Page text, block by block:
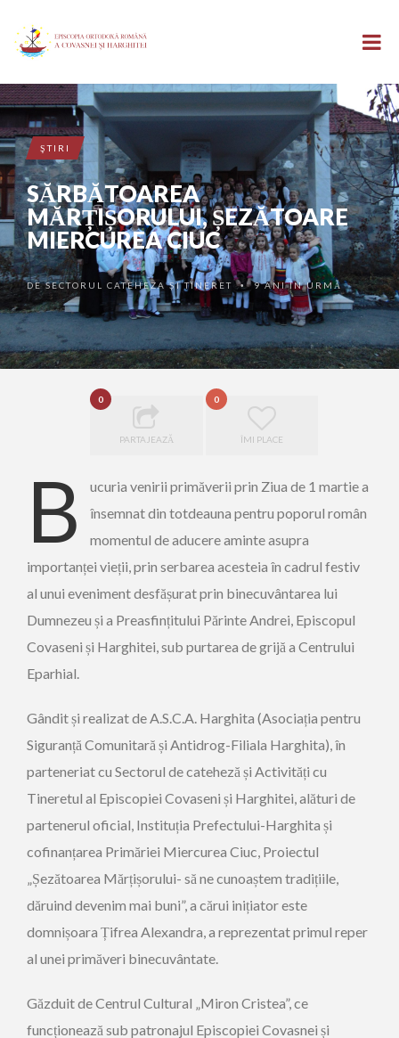
ŞTIRI
SĂRBĂTOAREA
MĂRȚIȘORULUI, ȘEZĂTOARE
MIERCUREA CIUC
DESECTORUL CATEHEZA ȘI TINERET •9 ANI ÎN URMĂ
0
PARTAJEAZĂ
0
ÎMI PLACE
B
ucuria venirii primăverii prin Ziua de 1 martie a
însemnat din totdeauna pentru poporul român
momentul de aducere aminte asupra
importanței vieții, prin serbarea acesteia în cadrul festiv
al unui eveniment desfășurat prin binecuvântarea lui
Dumnezeu și a Preasfințitului Părinte Andrei, Episcopul
Covaseni și Harghitei, sub purtarea de grijă a Centrului
Eparhial.
Gândit și realizat de A.S.C.A. Harghita (Asociația pentru
Siguranță Comunitară și Antidrog-Filiala Harghita), în
parteneriat cu Sectorul de cateheză și Activități cu
Tineretul al Episcopiei Covaseni și Harghitei, alături de
partenerul oficial, Instituția Prefectului-Harghita și
cofinanțarea Primăriei Miercurea Ciuc, Proiectul
„Șezătoarea Mărțișorului- să ne cunoaștem tradițiile,
dăruind devenim mai buni”, a cărui inițiator este
domnișoara Țifrea Alexandra, a reprezentat primul reper
al unei primăveri binecuvântate.
Găzduit de Centrul Cultural „Miron Cristea”, ce
funcționează sub patronajul Episcopiei Covasnei și